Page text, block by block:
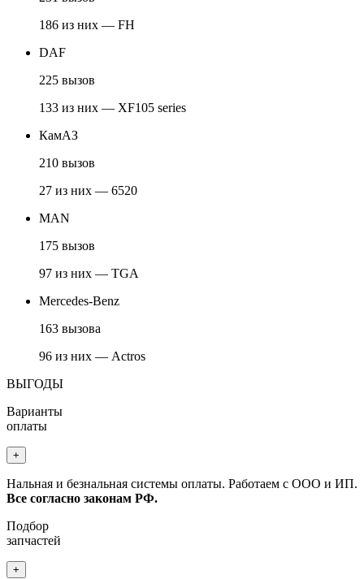
186 из них — FH
DAF
225 вызов
133 из них — XF105 series
КамАЗ
210 вызов
27 из них — 6520
MAN
175 вызов
97 из них — TGA
Mercedes-Benz
163 вызова
96 из них — Actros
ВЫГОДЫ
Варианты
оплаты
+
Нальная и безнальная системы оплаты. Работаем с ООО и ИП.
Все согласно законам РФ.
Подбор
запчастей
+